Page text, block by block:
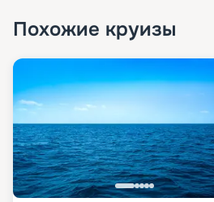
Похожие круизы